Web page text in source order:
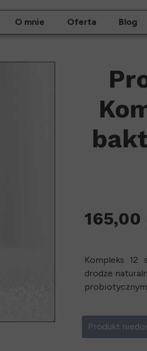
O mnie Oferta Blog
Produkt
Kompleks 12
drodze
165,00